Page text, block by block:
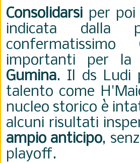
Consolidarsi per poi
indicata dalla
importanti per
Gumina. Il ds Ludi
talento come
nucleo storico è
alcuni risultati
ampio anticipo,
playoff.